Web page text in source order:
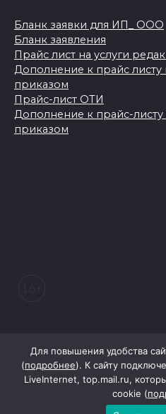
Бланк заявки для ИП_ ООО
Бланк заявления
Прайс лист на услуги
Дополнение к прайс листу
приказом
Прайс-лист ОТИ
Дополнение к прайс-
приказом
При поддержке
Для повышения удобства
(подробнее). К сайту
LiveInternet, top.mail.ru,
cookie (